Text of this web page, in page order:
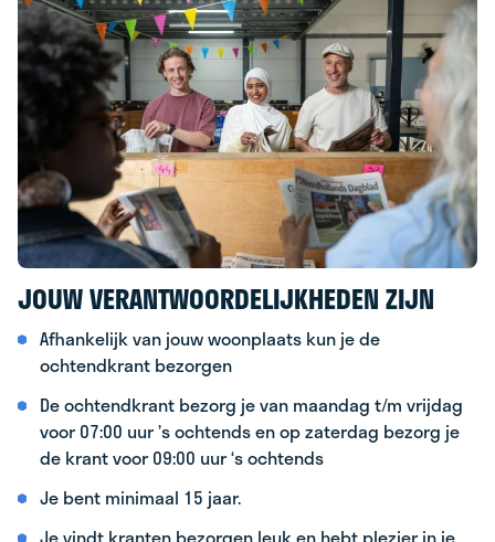
JOUW VERANTWOORDELIJKHEDEN ZIJN
Afhankelijk van jouw woonplaats kun je de
ochtendkrant bezorgen
De ochtendkrant bezorg je van maandag t/m vrijdag
voor 07:00 uur ’s ochtends en op zaterdag bezorg je
de krant voor 09:00 uur ‘s ochtends
Je bent minimaal 15 jaar.